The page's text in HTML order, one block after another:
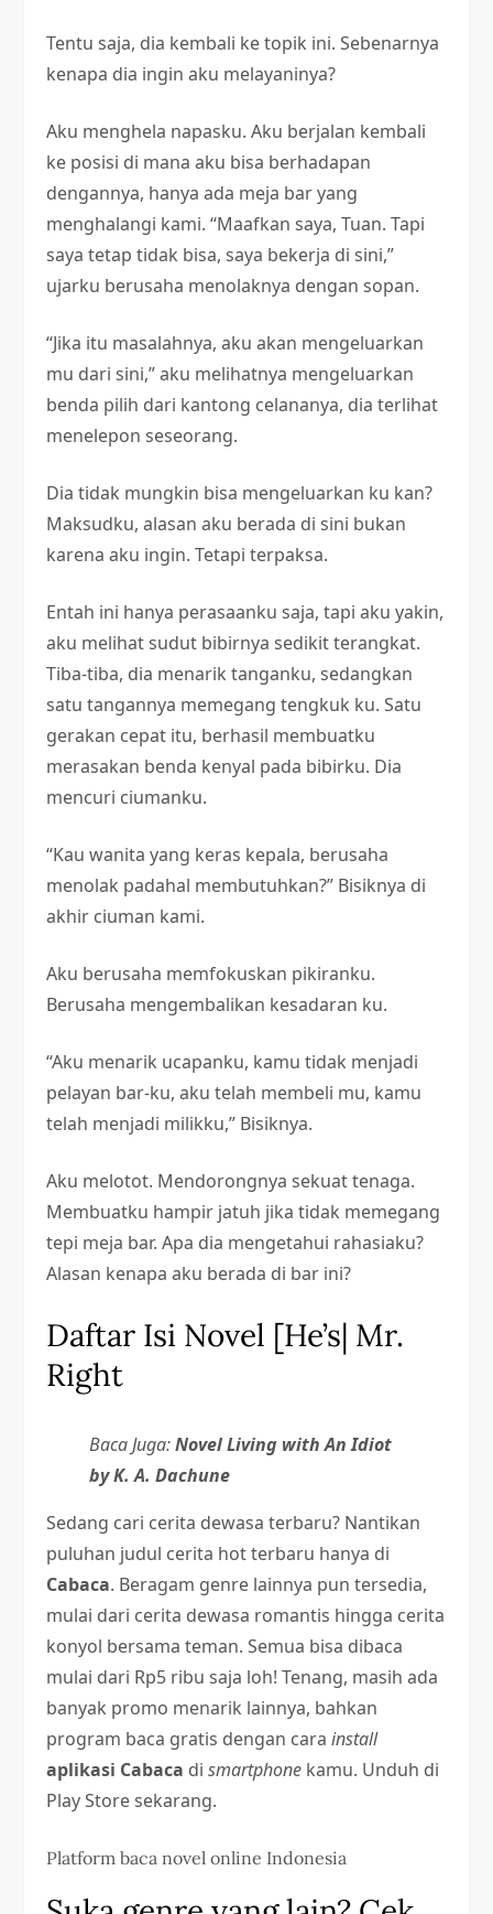
Tentu saja, dia kembali ke topik ini. Sebenarnya
kenapa dia ingin aku melayaninya?
Aku menghela napasku. Aku berjalan kembali
ke posisi di mana aku bisa berhadapan
dengannya, hanya ada meja bar yang
menghalangi kami. “Maafkan saya, Tuan. Tapi
saya tetap tidak bisa, saya bekerja di sini,”
ujarku berusaha menolaknya dengan sopan.
“Jika itu masalahnya, aku akan mengeluarkan
mu dari sini,” aku melihatnya mengeluarkan
benda pilih dari kantong celananya, dia terlihat
menelepon seseorang.
Dia tidak mungkin bisa mengeluarkan ku kan?
Maksudku, alasan aku berada di sini bukan
karena aku ingin. Tetapi terpaksa.
Entah ini hanya perasaanku saja, tapi aku yakin,
aku melihat sudut bibirnya sedikit terangkat.
Tiba-tiba, dia menarik tanganku, sedangkan
satu tangannya memegang tengkuk ku. Satu
gerakan cepat itu, berhasil membuatku
merasakan benda kenyal pada bibirku. Dia
mencuri ciumanku.
“Kau wanita yang keras kepala, berusaha
menolak padahal membutuhkan?” Bisiknya di
akhir ciuman kami.
Aku berusaha memfokuskan pikiranku.
Berusaha mengembalikan kesadaran ku.
“Aku menarik ucapanku, kamu tidak menjadi
pelayan bar-ku, aku telah membeli mu, kamu
telah menjadi milikku,” Bisiknya.
Aku melotot. Mendorongnya sekuat tenaga.
Membuatku hampir jatuh jika tidak memegang
tepi meja bar. Apa dia mengetahui rahasiaku?
Alasan kenapa aku berada di bar ini?
Daftar Isi Novel [He’s| Mr.
Right
Baca Juga:Novel Living with An Idiot
by K. A. Dachune
Sedang cari cerita dewasa terbaru? Nantikan
puluhan judul cerita hot terbaru hanya di
Cabaca. Beragam genre lainnya pun tersedia,
mulai dari cerita dewasa romantis hingga cerita
konyol bersama teman. Semua bisa dibaca
mulai dari Rp5 ribu saja loh! Tenang, masih ada
banyak promo menarik lainnya, bahkan
program baca gratis dengan carainstall
aplikasi Cabaca dismartphone kamu. Unduh di
Play Store sekarang.
Platform baca novel online Indonesia